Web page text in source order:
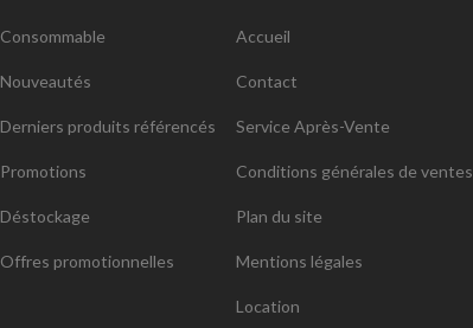
Consommable
Nouveautés
Derniers produits référencés
Promotions
Déstockage
Offres promotionnelles
Accueil
Contact
Service Après-Vente
Conditions générales de ventes
Plan du site
Mentions légales
Location